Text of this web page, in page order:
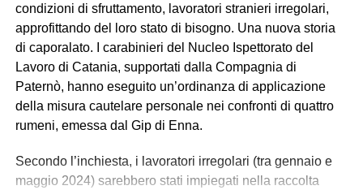
condizioni di sfruttamento, lavoratori stranieri irregolari,
approfittando del loro stato di bisogno. Una nuova storia
di caporalato. I carabinieri del Nucleo Ispettorato del
Lavoro di Catania, supportati dalla Compagnia di
Paternò, hanno eseguito un’ordinanza di applicazione
della misura cautelare personale nei confronti di quattro
rumeni, emessa dal Gip di Enna.
Secondo l’inchiesta, i lavoratori irregolari (tra gennaio e
maggio 2024) sarebbero stati impiegati nella raccolta